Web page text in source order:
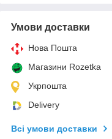
Умови доставки
Нова Пошта
Магазини Rozetka
Укрпошта
Delivery
Всі умови доставки